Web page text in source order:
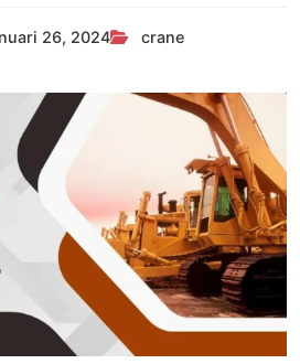
26, 2024 crane